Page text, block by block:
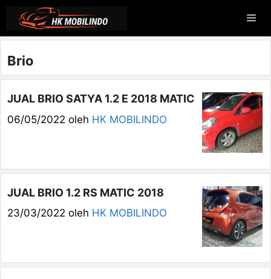
Langsung
isi
Brio
JUAL BRIO SATYA 1.2 E 2018 MATIC
06/05/2022 oleh HK MOBILINDO
JUAL BRIO 1.2 RS MATIC 2018
23/03/2022 oleh HK MOBILINDO